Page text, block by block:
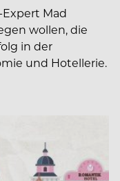
Expert Mad
wollen, die
in der
und Hotellerie.